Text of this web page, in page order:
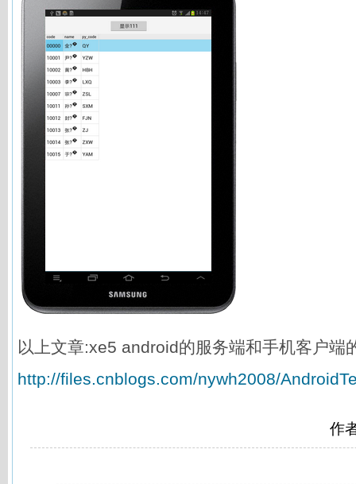
以上文章:xe5 android的服务端和手机客户端
http://files.cnblogs.com/nywh2008/
作